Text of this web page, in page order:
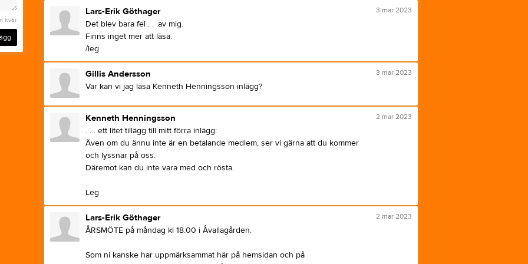
kvar
3 mar 2023
Lars-Erik Göthager
Det blev bara fel . . .av mig.
Finns inget mer att läsa.
/leg
3 mar 2023
Gillis Andersson
Var kan vi jag läsa Kenneth Henningsson inlägg?
2 mar 2023
Kenneth Henningsson
. . . ett litet tillägg till mitt förra inlägg:
Även om du ännu inte är en betalande medlem, ser vi gärna att du kommer
och lyssnar på oss.
Däremot kan du inte vara med och rösta.
Leg
2 mar 2023
Lars-Erik Göthager
ÅRSMÖTE på måndag kl 18.00 i Åvallagården.
Som ni kanske har uppmärksammat här på hemsidan och på